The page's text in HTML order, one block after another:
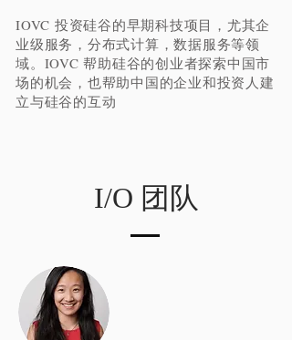
IOVC 投资硅谷的早期科技项目，尤其企
业级服务，分布式计算，数据服务等领
域。IOVC 帮助硅谷的创业者探索中国市
场的机会，也帮助中国的企业和投资人建
立与硅谷的互动
I/O 团队